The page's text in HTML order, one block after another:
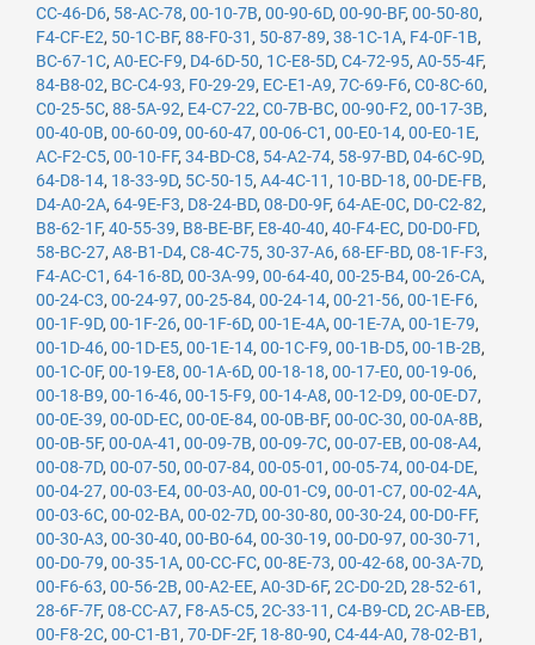
CC-46-D6, 58-AC-78, 00-10-7B, 00-90-6D, 00-90-BF, 00-50-80,
F4-CF-E2, 50-1C-BF, 88-F0-31 , 50-87-89, 38-1C-1A, F4-0F-1B,
BC-67-1C, A0-EC-F9, D4-6D-50, 1C-E8-5D, C4-72-95, A0-55-4F,
84-B8-02, BC-C4-93, F0-29-29, EC-E1-A9, 7C-69-F6, C0-8C-60,
C0-25-5C, 88-5A-92, E4-C7-22, C0-7B-BC, 00-90-F2, 00-17-3B,
00-40-0B, 00-60-09, 00-60-47, 00-06-C1 , 00-E0-14, 00-E0-1E,
AC-F2-C5, 00-10-FF, 34-BD-C8, 54-A2-74, 58-97-BD, 04-6C-9D,
64-D8-14, 18-33-9D, 5C-50-15, A4-4C-11 , 10-BD-18, 00-DE-FB,
D4-A0-2A, 64-9E-F3, D8-24-BD, 08-D0-9F, 64-AE-0C, D0-C2-82,
B8-62-1F, 40-55-39, B8-BE-BF, E8-40-40, 40-F4-EC, D0-D0-FD,
58-BC-27, A8-B1-D4, C8-4C-75, 30-37-A6, 68-EF-BD, 08-1F-F3,
F4-AC-C1 , 64-16-8D, 00-3A-99, 00-64-40, 00-25-B4, 00-26-CA,
00-24-C3, 00-24-97, 00-25-84, 00-24-14, 00-21-56, 00-1E-F6,
00-1F-9D, 00-1F-26, 00-1F-6D, 00-1E-4A, 00-1E-7A, 00-1E-79,
00-1D-46, 00-1D-E5, 00-1E-14, 00-1C-F9, 00-1B-D5, 00-1B-2B,
00-1C-0F, 00-19-E8, 00-1A-6D, 00-18-18, 00-17-E0, 00-19-06,
00-18-B9, 00-16-46, 00-15-F9, 00-14-A8, 00-12-D9, 00-0E-D7,
00-0E-39, 00-0D-EC, 00-0E-84, 00-0B-BF, 00-0C-30, 00-0A-8B,
00-0B-5F, 00-0A-41 , 00-09-7B, 00-09-7C, 00-07-EB, 00-08-A4,
00-08-7D, 00-07-50, 00-07-84, 00-05-01 , 00-05-74, 00-04-DE,
00-04-27, 00-03-E4, 00-03-A0, 00-01-C9, 00-01-C7, 00-02-4A,
00-03-6C, 00-02-BA, 00-02-7D, 00-30-80, 00-30-24, 00-D0-FF,
00-30-A3, 00-30-40, 00-B0-64, 00-30-19, 00-D0-97, 00-30-71 ,
00-D0-79, 00-35-1A, 00-CC-FC, 00-8E-73, 00-42-68, 00-3A-7D,
00-F6-63, 00-56-2B, 00-A2-EE, A0-3D-6F, 2C-D0-2D, 28-52-61 ,
28-6F-7F, 08-CC-A7, F8-A5-C5, 2C-33-11 , C4-B9-CD, 2C-AB-EB,
00-F8-2C, 00-C1-B1 , 70-DF-2F, 18-80-90, C4-44-A0, 78-02-B1 ,